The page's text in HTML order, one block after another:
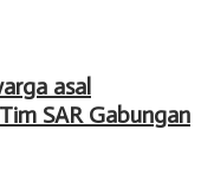
asal
SAR Gabungan